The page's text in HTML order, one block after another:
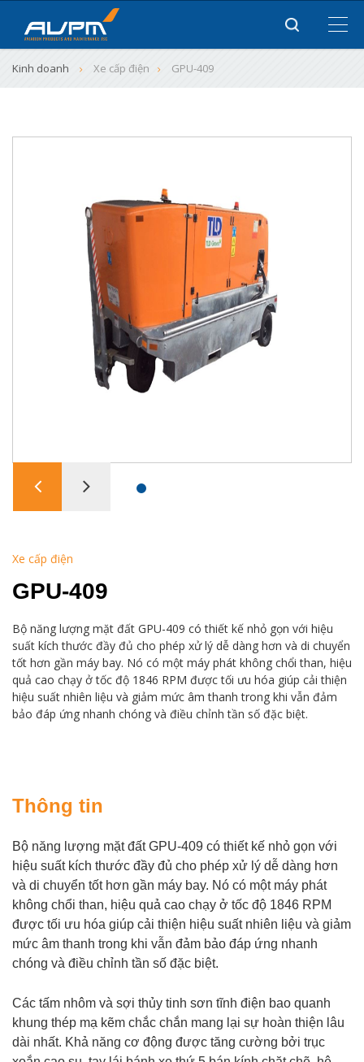
Kinh doanh Xe cấp điện GPU-409
Xe cấp điện
GPU-409
Bộ năng lượng mặt đất GPU-409 có thiết kế nhỏ gọn với hiệu
suất kích thước đầy đủ cho phép xử lý dễ dàng hơn và di chuyển
tốt hơn gần máy bay. Nó có một máy phát không chổi than, hiệu
quả cao chạy ở tốc độ 1846 RPM được tối ưu hóa giúp cải thiện
hiệu suất nhiên liệu và giảm mức âm thanh trong khi vẫn đảm
bảo đáp ứng nhanh chóng và điều chỉnh tần số đặc biệt.
Thông tin
Bộ năng lượng mặt đất GPU-409 có thiết kế nhỏ gọn với
hiệu suất kích thước đầy đủ cho phép xử lý dễ dàng hơn
và di chuyển tốt hơn gần máy bay. Nó có một máy phát
không chổi than, hiệu quả cao chạy ở tốc độ 1846 RPM
được tối ưu hóa giúp cải thiện hiệu suất nhiên liệu và giảm
mức âm thanh trong khi vẫn đảm bảo đáp ứng nhanh
chóng và điều chỉnh tần số đặc biệt.
Các tấm nhôm và sợi thủy tinh sơn tĩnh điện bao quanh
khung thép mạ kẽm chắc chắn mang lại sự hoàn thiện lâu
dài nhất. Khả năng cơ động được tăng cường bởi trục